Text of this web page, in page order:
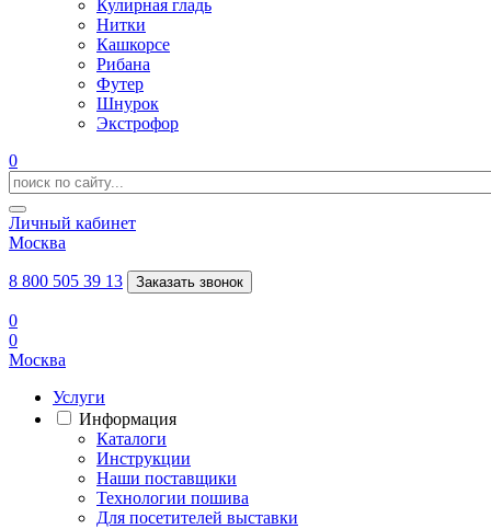
Кулирная гладь
Нитки
Кашкорсе
Рибана
Футер
Шнурок
Экстрофор
0
Личный кабинет
Москва
8 800 505 39 13 Заказать звонок
0
0
Москва
Услуги
Информация
Каталоги
Инструкции
Наши поставщики
Технологии пошива
Для посетителей выставки